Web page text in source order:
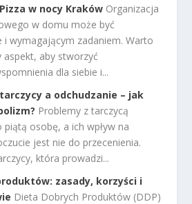
w nocy Kraków Organizacja
w domu może być
i wymagającym zadaniem. Warto
aspekt, aby stworzyć
dla siebie i...
a odchudzanie – jak
Problemy z tarczycą
osobę, a ich wpływ na
jest nie do przecenienia.
która prowadzi...
zasady, korzyści i
Dieta Dobrych Produktów (DDP)